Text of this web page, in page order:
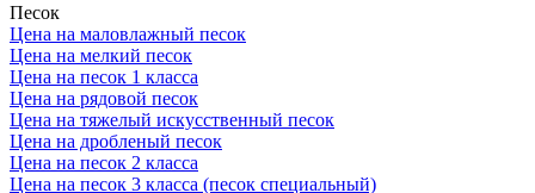
Песок
Цена на маловлажный песок
Цена на мелкий песок
Цена на песок 1 класса
Цена на рядовой песок
Цена на тяжелый искусственный песок
Цена на дробленый песок
Цена на песок 2 класса
Цена на песок 3 класса (песок специальный)